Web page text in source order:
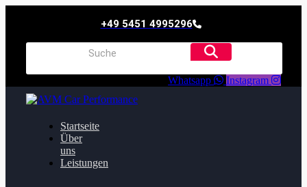
+49 5451 4995296
Whatsapp Instagram
Startseite
Über
uns
Leistungen